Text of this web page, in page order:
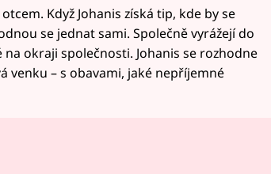
Když Johanis získá tip, kde by se
se jednat sami. Společně vyrážejí do
okraji společnosti. Johanis se rozhodne
venku – s obavami, jaké nepříjemné